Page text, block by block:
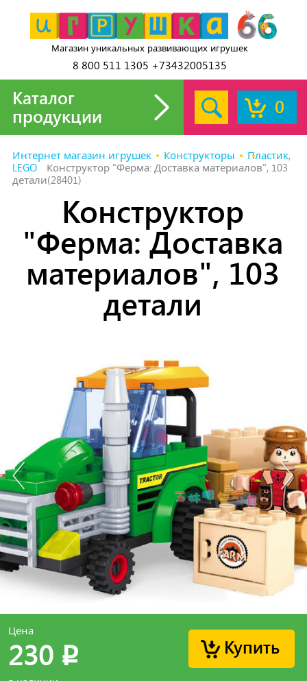
Магазин уникальных развивающих игрушек
8 800 511 1305 +73432005135
0
Каталог
продукции
Интернет магазин игрушек Конструкторы
Пластик,
LEGO
Конструктор "Ферма: Доставка материалов", 103
детали(28401)
Конструктор
"Ферма: Доставка
материалов", 103
детали
Купить
Цена
230 p